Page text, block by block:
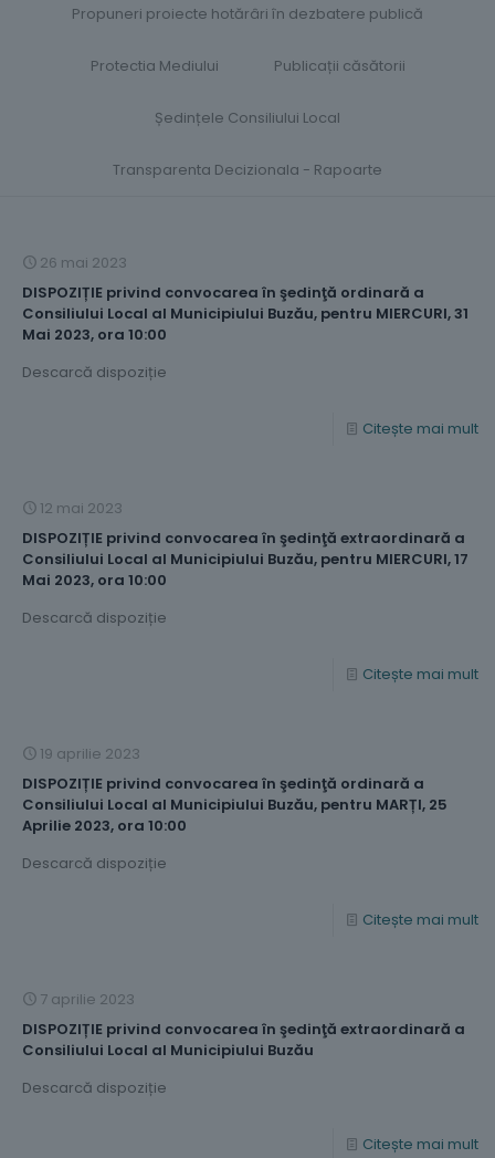
Propuneri proiecte hotărâri în dezbatere publică
Protectia Mediului Publicații căsătorii
Ședințele Consiliului Local
Transparenta Decizionala - Rapoarte
26 mai 2023
DISPOZIȚIE privind convocarea în şedinţă ordinară a
Consiliului Local al Municipiului Buzău, pentru MIERCURI, 31
Mai 2023, ora 10:00
Descarcă dispoziție
Citește mai mult
12 mai 2023
DISPOZIȚIE privind convocarea în şedinţă extraordinară a
Consiliului Local al Municipiului Buzău, pentru MIERCURI, 17
Mai 2023, ora 10:00
Descarcă dispoziție
Citește mai mult
19 aprilie 2023
DISPOZIȚIE privind convocarea în şedinţă ordinară a
Consiliului Local al Municipiului Buzău, pentru MARȚI, 25
Aprilie 2023, ora 10:00
Descarcă dispoziție
Citește mai mult
7 aprilie 2023
DISPOZIȚIE privind convocarea în şedinţă extraordinară a
Consiliului Local al Municipiului Buzău
Descarcă dispoziție
Citește mai mult